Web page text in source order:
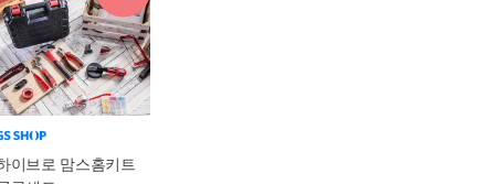
이브로 맘스홈키트